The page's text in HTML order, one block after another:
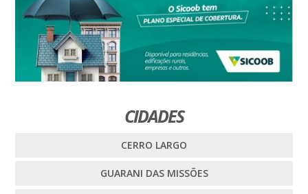
CIDADES
CERRO LARGO
GUARANI DAS MISSÕES